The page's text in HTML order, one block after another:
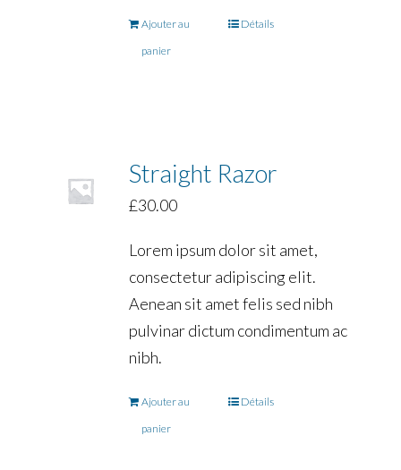
Ajouter au
panier
Détails
Straight Razor
£30.00
Lorem ipsum dolor sit amet,
consectetur adipiscing elit.
Aenean sit amet felis sed nibh
pulvinar dictum condimentum ac
nibh.
Ajouter au
panier
Détails